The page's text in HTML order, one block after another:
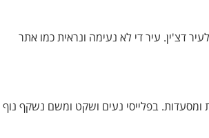
המדלג או המקפץ, איך שתרצו לקרוא לזה... המשכנו 6 שעות לעיר דצ'ין. עיר די לא נעימה ונראית כמו אתר
ומסעדות. בפלייסי נעים ושקט ומשם נשקף נוף